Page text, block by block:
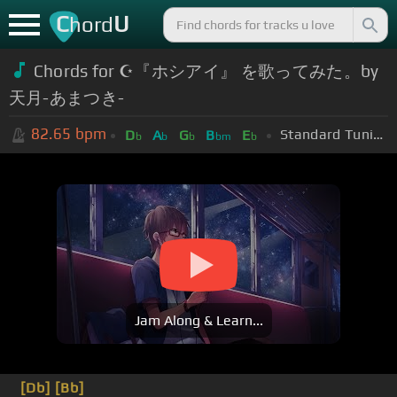
ChordU
Chords for ☪『ホシアイ』 を歌ってみた。by
天月-あまつき-
82.65 bpm Db Ab Gb Bbm Eb Standard Tuning (EADGBE)
Jam Along & Learn...
[Db] [Bb]